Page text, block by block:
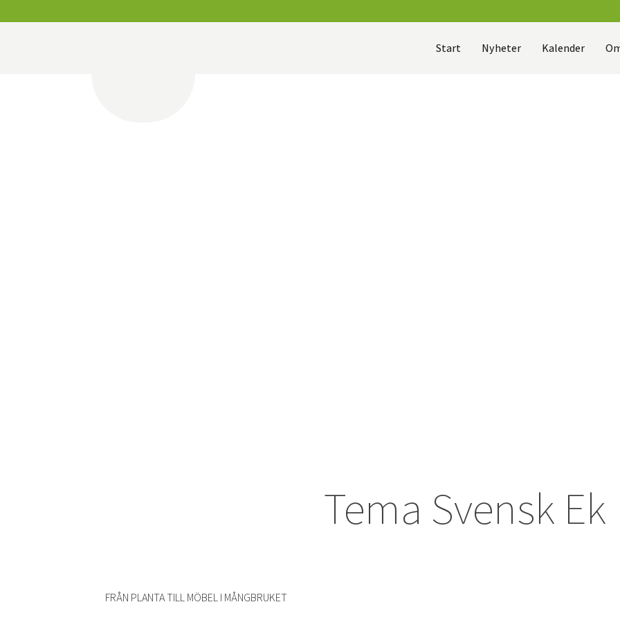
Start Nyheter Kalender
Tema Svensk Ek
FRÅN PLANTA TILL MÖBEL I MÅNGBRUKET